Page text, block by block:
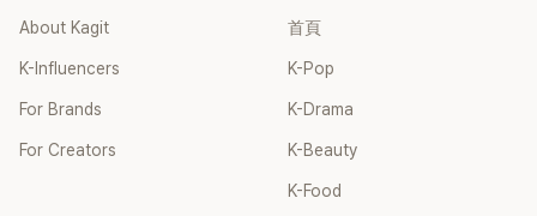
About Kagit
K-Influencers
For Brands
For Creators
首頁
K-Pop
K-Drama
K-Beauty
K-Food